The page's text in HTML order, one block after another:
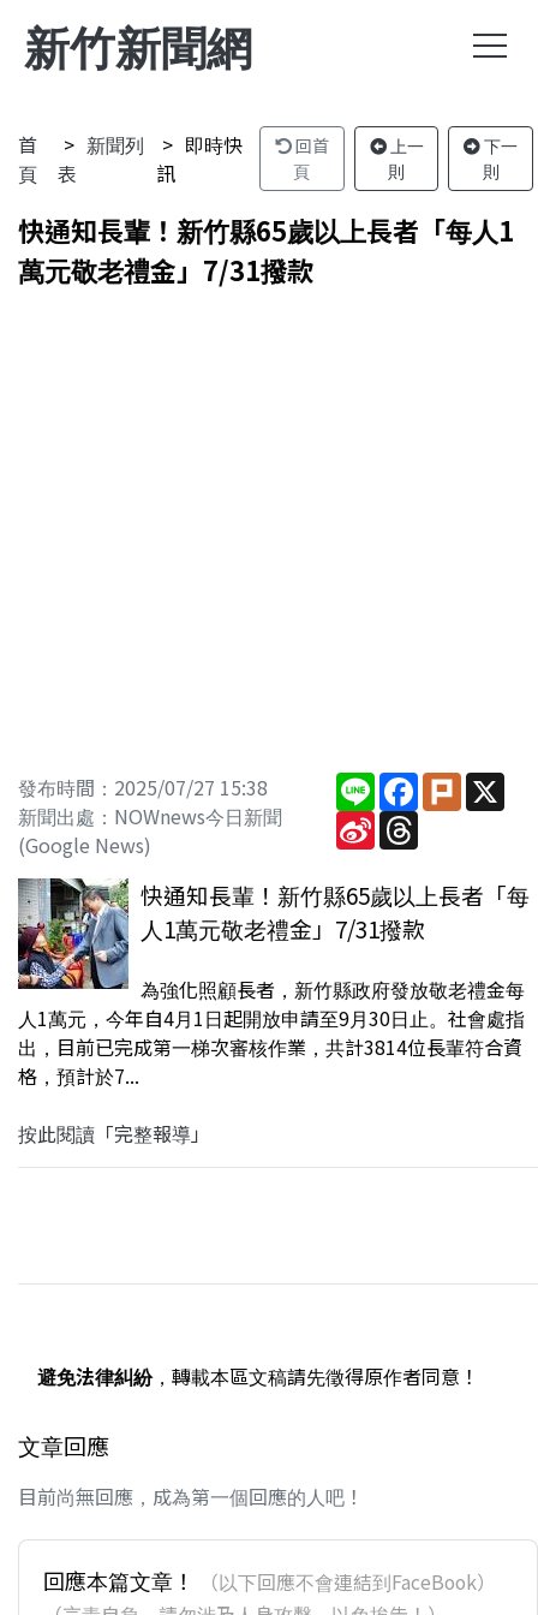
新竹新聞網
首
頁
新聞列
表
即時快
訊
回首
頁
上一
則
下一
則
快通知長輩！新竹縣65歲以上長者「每人1
萬元敬老禮金」7/31撥款
發布時間：2025/07/27 15:38
新聞出處：NOWnews今日新聞
(Google News)
Line Facebook
Plurk
Sina
Weibo
Threads
快通知長輩！新竹縣65歲以上長者「每
人1萬元敬老禮金」7/31撥款
為強化照顧長者，新竹縣政府發放敬老禮金每
人1萬元，今年自4月1日起開放申請至9月30日止。社會處指
出，目前已完成第一梯次審核作業，共計3814位長輩符合資
格，預計於7...
按此閱讀「完整報導」
避免法律糾紛，轉載本區文稿請先徵得原作者同意！
文章回應
目前尚無回應，成為第一個回應的人吧！
回應本篇文章！
（以下回應不會連結到FaceBook）